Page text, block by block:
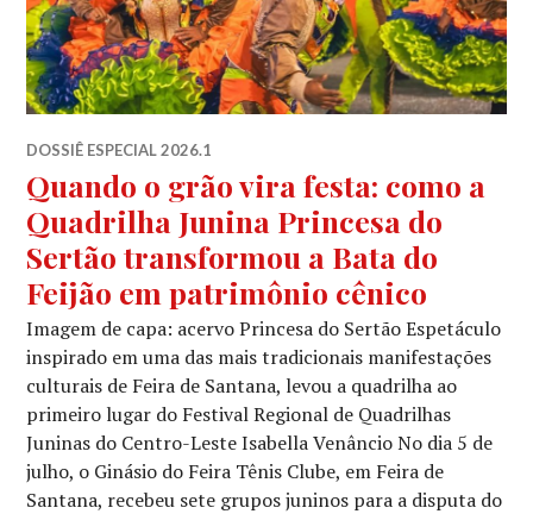
DOSSIÊ ESPECIAL 2026.1
Quando o grão vira festa: como a
Quadrilha Junina Princesa do
Sertão transformou a Bata do
Feijão em patrimônio cênico
Imagem de capa: acervo Princesa do Sertão Espetáculo
inspirado em uma das mais tradicionais manifestações
culturais de Feira de Santana, levou a quadrilha ao
primeiro lugar do Festival Regional de Quadrilhas
Juninas do Centro-Leste Isabella Venâncio No dia 5 de
julho, o Ginásio do Feira Tênis Clube, em Feira de
Santana, recebeu sete grupos juninos para a disputa do